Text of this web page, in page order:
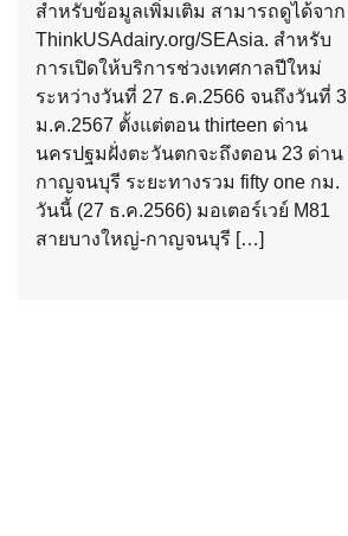
สำหรับข้อมูลเพิ่มเติม สามารถดูได้จาก
ThinkUSAdairy.org/SEAsia. สำหรับ
การเปิดให้บริการช่วงเทศกาลปีใหม่
ระหว่างวันที่ 27 ธ.ค.2566 จนถึงวันที่ 3
ม.ค.2567 ตั้งแต่ตอน thirteen ด่าน
นครปฐมฝั่งตะวันตกจะถึงตอน 23 ด่าน
กาญจนบุรี ระยะทางรวม fifty one กม.
วันนี้ (27 ธ.ค.2566) มอเตอร์เวย์ M81
สายบางใหญ่-กาญจนบุรี […]